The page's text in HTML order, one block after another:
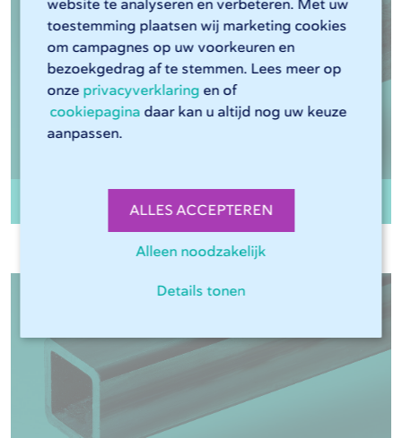
website te analyseren en verbeteren. Met uw
toestemming plaatsen wij marketing cookies
om campagnes op uw voorkeuren en
bezoekgedrag af te stemmen. Lees meer op
onze privacyverklaring en of
cookiepagina daar kan u altijd nog uw keuze
aanpassen.
ALLES ACCEPTEREN
Alleen noodzakelijk
Details tonen
Ronde buis Staal EN10255 WGW S195T